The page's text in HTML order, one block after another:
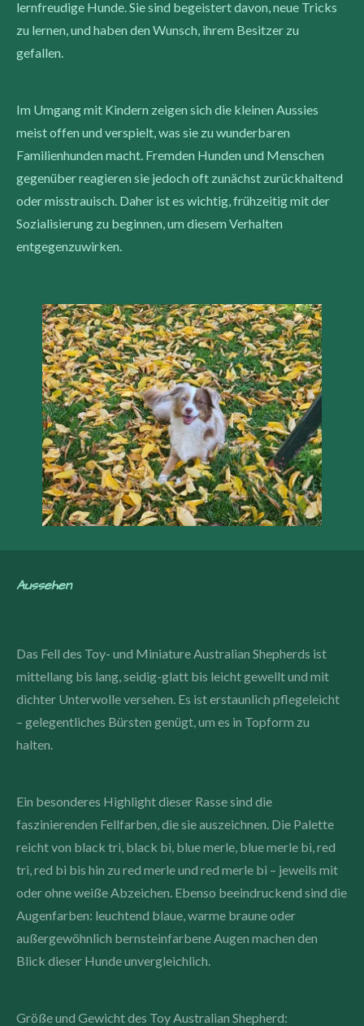
lernfreudige Hunde. Sie sind begeistert davon, neue Tricks
zu lernen, und haben den Wunsch, ihrem Besitzer zu
gefallen.
Im Umgang mit Kindern zeigen sich die kleinen Aussies
meist offen und verspielt, was sie zu wunderbaren
Familienhunden macht. Fremden Hunden und Menschen
gegenüber reagieren sie jedoch oft zunächst zurückhaltend
oder misstrauisch. Daher ist es wichtig, frühzeitig mit der
Sozialisierung zu beginnen, um diesem Verhalten
entgegenzuwirken.
Aussehen
Das Fell des Toy- und Miniature Australian Shepherds ist
mittellang bis lang, seidig-glatt bis leicht gewellt und mit
dichter Unterwolle versehen. Es ist erstaunlich pflegeleicht
– gelegentliches Bürsten genügt, um es in Topform zu
halten.
Ein besonderes Highlight dieser Rasse sind die
faszinierenden Fellfarben, die sie auszeichnen. Die Palette
reicht von black tri, black bi, blue merle, blue merle bi, red
tri, red bi bis hin zu red merle und red merle bi – jeweils mit
oder ohne weiße Abzeichen. Ebenso beeindruckend sind die
Augenfarben: leuchtend blaue, warme braune oder
außergewöhnlich bernsteinfarbene Augen machen den
Blick dieser Hunde unvergleichlich.
Größe und Gewicht des Toy Australian Shepherd: